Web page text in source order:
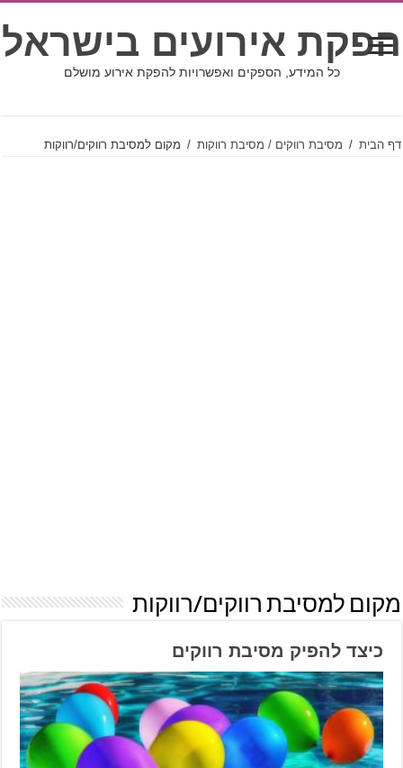
הפקת אירועים בישראל
כל המידע, הספקים ואפשרויות להפקת אירוע מושלם
דף הבית / מסיבת רווקים / מסיבת רווקות / מקום למסיבת רווקים/רווקות
מקום למסיבת רווקים/רווקות
כיצד להפיק מסיבת רווקים